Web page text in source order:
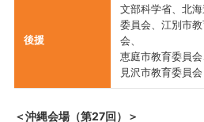
後援
文部科学省、北
委員会、江別市
会、
恵庭市教育委員
見沢市教育委員会
＜沖縄会場（第27回）＞